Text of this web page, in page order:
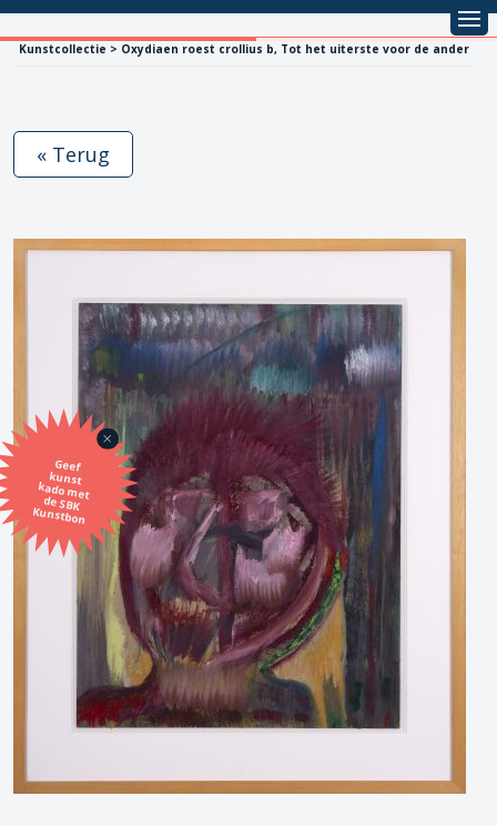
Kunstcollectie > Oxydiaen roest crollius b, Tot het uiterste voor de ander
Geef
kunst
kado met
de SBK
Kunstbon
« Terug